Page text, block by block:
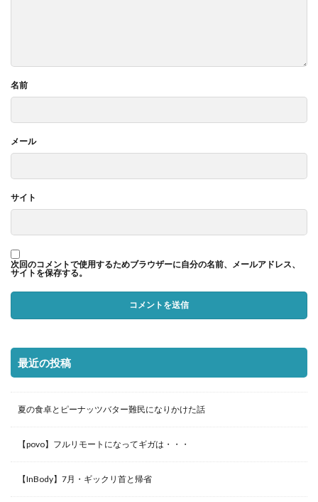
名前
メール
サイト
次回のコメントで使用するためブラウザーに自分の名前、メールアドレス、
サイトを保存する。
最近の投稿
夏の食卓とピーナッツバター難民になりかけた話
【povo】フルリモートになってギガは・・・
【InBody】7月・ギックリ首と帰省